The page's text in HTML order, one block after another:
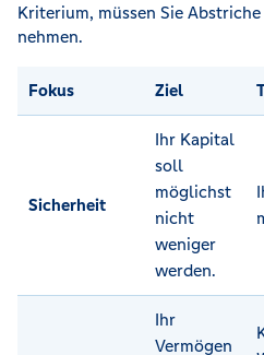
Kriterium, müssen Sie
nehmen.
Fokus Ziel
Sicherheit
Ihr Kapital
soll
möglichst
nicht
weniger
werden.
Ihr
Vermögen